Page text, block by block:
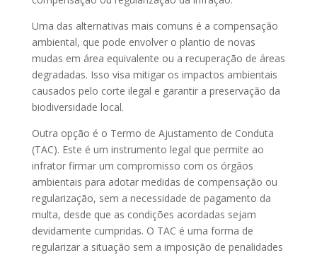
Uma das alternativas mais comuns é a compensação
ambiental, que pode envolver o plantio de novas
mudas em área equivalente ou a recuperação de áreas
degradadas. Isso visa mitigar os impactos ambientais
causados pelo corte ilegal e garantir a preservação da
biodiversidade local.
Outra opção é o Termo de Ajustamento de Conduta
(TAC). Este é um instrumento legal que permite ao
infrator firmar um compromisso com os órgãos
ambientais para adotar medidas de compensação ou
regularização, sem a necessidade de pagamento da
multa, desde que as condições acordadas sejam
devidamente cumpridas. O TAC é uma forma de
regularizar a situação sem a imposição de penalidades